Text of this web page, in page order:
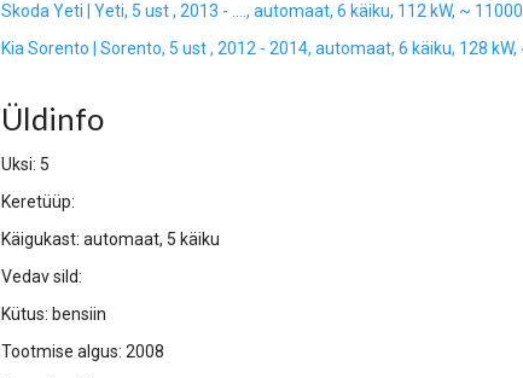
Skoda Yeti | Yeti, 5 ust , 2013 - ...., automaat, 6 käiku, 112 kW, ~
Kia Sorento | Sorento, 5 ust , 2012 - 2014, automaat, 6 käiku, 128 kW,
Üldinfo
Uksi: 5
Keretüüp:
Käigukast: automaat, 5 käiku
Vedav sild:
Kütus: bensiin
Tootmise algus: 2008